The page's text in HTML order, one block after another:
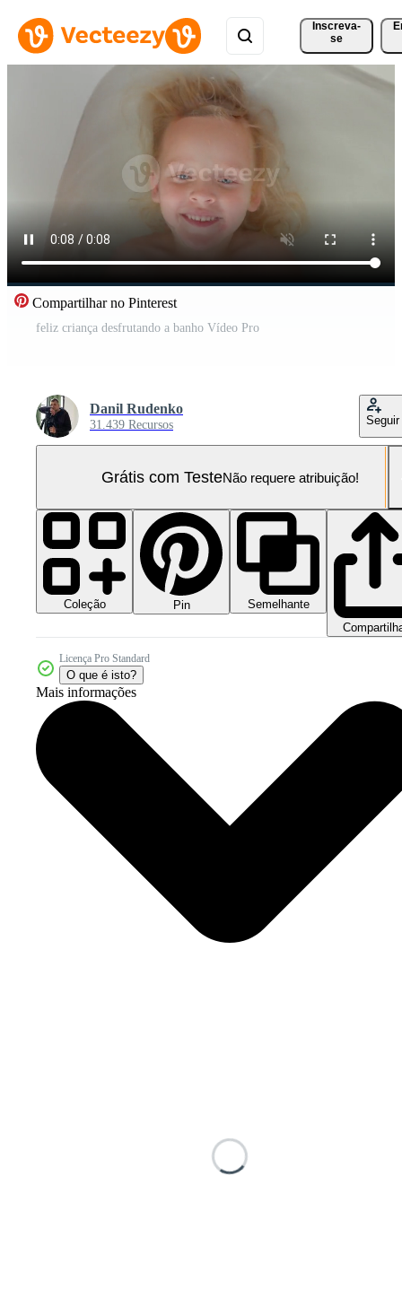
Inscreva-
se
Compartilhar no Pinterest
feliz criança desfrutando a banho Vídeo Pro
Danil Rudenko
31.439 Recursos Seguir
Grátis com TesteNão requere atribuição!
Coleção Pin
Semelhante
Licença Pro Standard
O que é isto?
Mais informações